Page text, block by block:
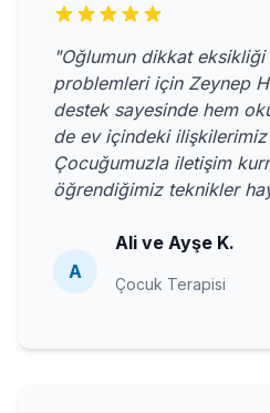
"Oğlumun dikkat eksikliği
problemleri için Zeynep
destek sayesinde hem
de ev içindeki
Çocuğumuzla iletişim
öğrendiğimiz teknikler
A
Ali ve Ayşe K.
Çocuk Terapisi